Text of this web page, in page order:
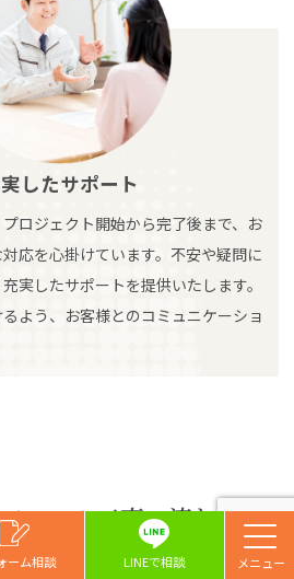
リフォーム相談 お問い合わせ
したサポート
ロジェクト開始から完了後まで、お
応を心掛けています。不安や疑問に
実したサポートを提供いたします。
よう、お客様とのコミュニケーショ
ォーム工事の流れ
リフォーム相談 お問い合わせ
リフォーム相談 お問い合わせ
ーム相談 LINEで相談